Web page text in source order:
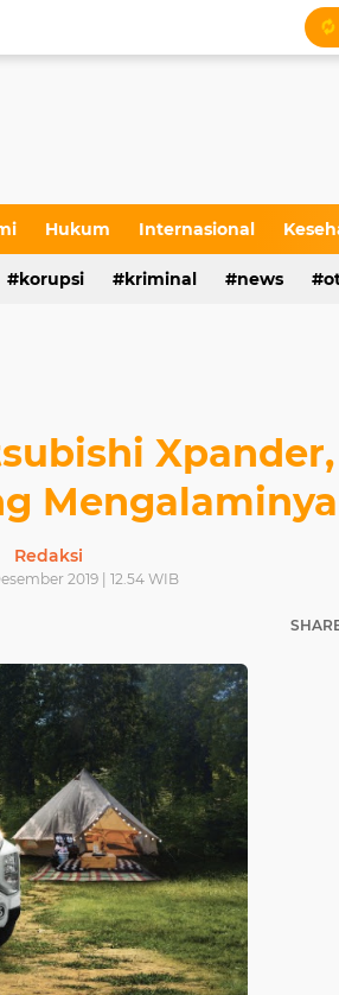
Hukum Internasional
korupsi kriminal news
Xpander,
Mengalaminya
Redaksi
2019 | 12.54 WIB